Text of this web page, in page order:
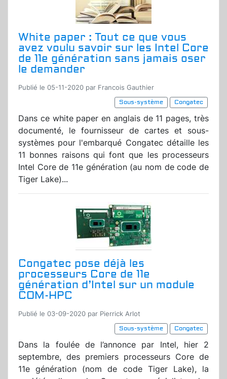
White paper : Tout ce que vous
avez voulu savoir sur les Intel Core
de 11e génération sans jamais oser
le demander
Publié le 05-11-2020 par Francois Gauthier
Sous-système
Congatec
Dans ce white paper en anglais de 11 pages, très
documenté, le fournisseur de cartes et sous-
systèmes pour l'embarqué Congatec détaille les
11 bonnes raisons qui font que les processeurs
Intel Core de 11e génération (au nom de code de
Tiger Lake)...
Congatec pose déjà les
processeurs Core de 11e
génération d’Intel sur un module
COM-HPC
Publié le 03-09-2020 par Pierrick Arlot
Sous-système
Congatec
Dans la foulée de l’annonce par Intel, hier 2
septembre, des premiers processeurs Core de
11e génération (nom de code Tiger Lake), la